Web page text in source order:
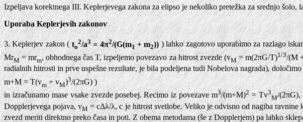
Izpeljava korektnega III. Keplerjevega zakona za elipso je nekoliko pretežka za srednjo
Uporaba Keplerjevih zakonov
3. Keplerjev zakon (to
2/a3= 4π2/(G(m1+ m2))) lahko zagotovo uporabimo za razlago
MrM= mrm, obhodnega čas T, izpeljemo povezavo za hitrost zvezde (vM= m(2πG/T)1/3/(M
radialnih hitrosti in prve uspešne rezultate, je bila podeljena tudi Nobelova nagrada),
m+M = T(vm+ vM)3/(2πG) )
in izračunamo mase vsake zvezde posebej. Recimo iz povezave m3/(m+M)2= Tv3
M/(2πG),
Dopplerjevega pojava, vM= cΔλ/λ, c je hitrost svetlobe. Veliko je odvisno od nagiba ravnine
zvezd meriti direktno preko časa in poti. Z obema metodama (še z Dopplerjem) pa lahko